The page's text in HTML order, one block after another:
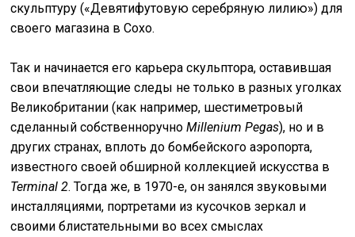
скульптуру («Девятифутовую серебряную лилию») для
своего магазина в Сохо.
Так и начинается его карьера скульптора, оставившая
свои впечатляющие следы не только в разных уголках
Великобритании (как например, шестиметровый
сделанный собственноручноMillenium Pegas), но и в
других странах, вплоть до бомбейского аэропорта,
известного своей обширной коллекцией искусства в
Terminal 2. Тогда же, в 1970-е, он занялся звуковыми
инсталляциями, портретами из кусочков зеркал и
своими блистательными во всех смыслах